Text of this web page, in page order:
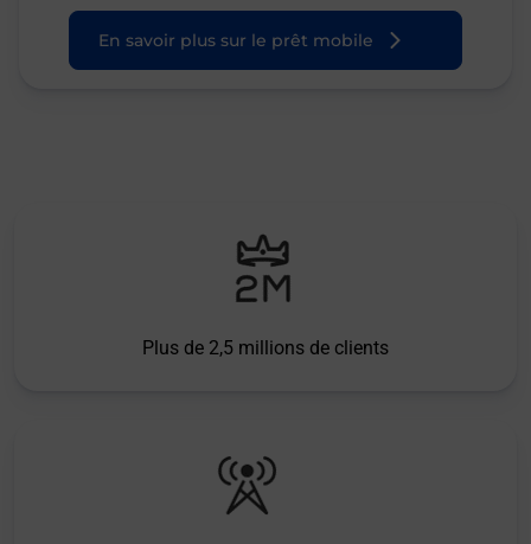
En savoir plus sur le prêt mobile
Plus de 2,5 millions de clients